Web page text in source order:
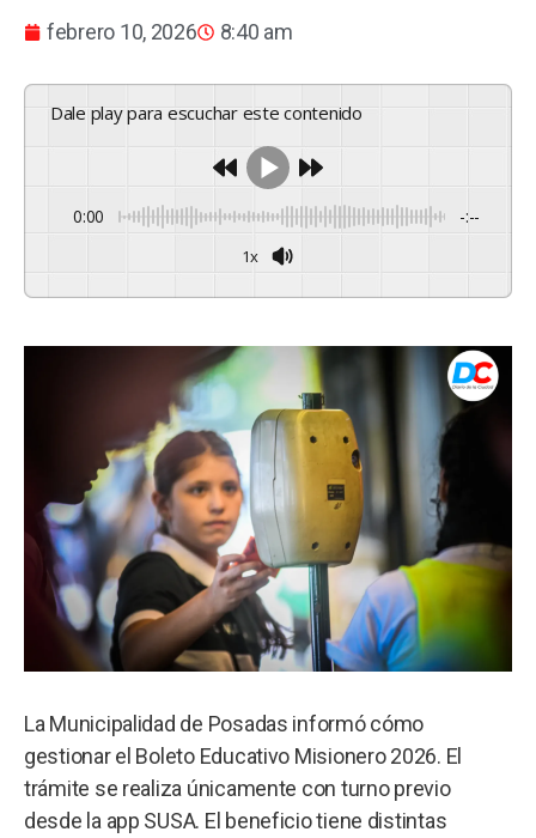
febrero 10, 2026 8:40 am
Dale play para escuchar este contenido
0:00 -:--
1x
La Municipalidad de Posadas informó cómo
gestionar el Boleto Educativo Misionero 2026. El
trámite se realiza únicamente con turno previo
desde la app SUSA. El beneficio tiene distintas